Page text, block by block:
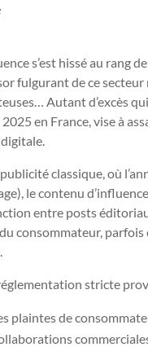
s’est hissé au rang
fulgurant de ce secteur
Autant d’excès
en France, vise à
classique, où
le contenu
entre posts
consommateur,
stricte
plaintes de